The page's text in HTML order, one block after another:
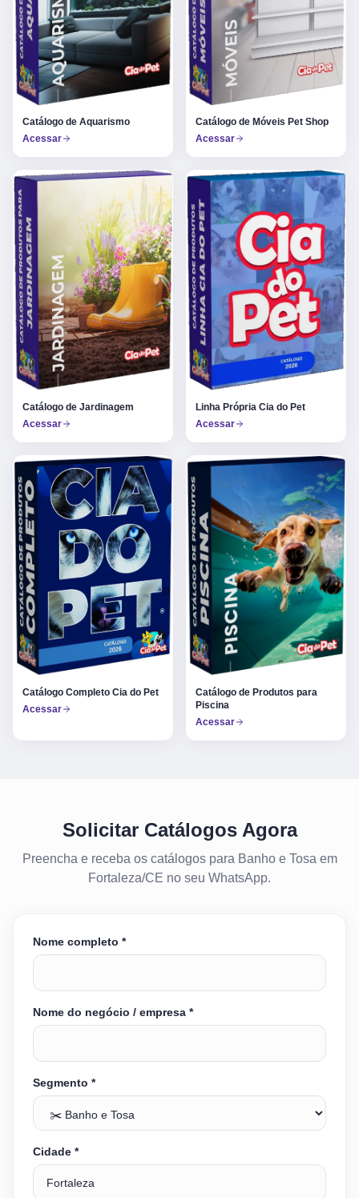
Catálogo de Aquarismo
Acessar
Catálogo de Móveis Pet Shop
Acessar
Catálogo de Jardinagem
Acessar
Linha Própria Cia do Pet
Acessar
Catálogo Completo Cia do Pet
Acessar
Catálogo de Produtos para
Piscina
Acessar
Solicitar Catálogos Agora
Preencha e receba os catálogos para Banho e Tosa em
Fortaleza/CE no seu WhatsApp.
Nome completo *
Nome do negócio / empresa *
Segmento *
Cidade *